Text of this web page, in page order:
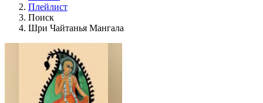
Плейлист
Поиск
Шри Чайтанья Мангала